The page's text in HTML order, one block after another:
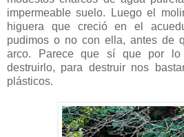
impermeable suelo. Luego el
higuera que creció en el
pudimos o no con ella, antes de
arco. Parece que sí que por
destruirlo, para destruir nos
plásticos.